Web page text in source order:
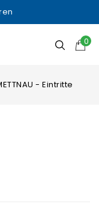
0
- Eintritte